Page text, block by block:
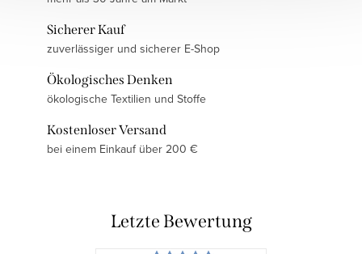
Sicherer Kauf
zuverlässiger und sicherer E-Shop
Ökologisches Denken
ökologische Textilien und Stoffe
Kostenloser Versand
bei einem Einkauf über 200 €
Letzte Bewertung